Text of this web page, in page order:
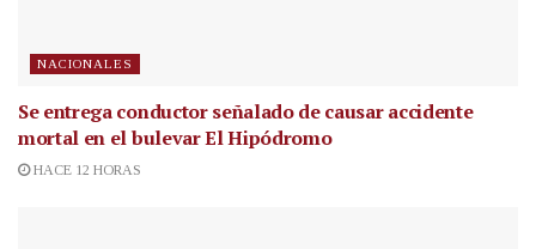
NACIONALES
Se entrega conductor señalado de causar accidente
mortal en el bulevar El Hipódromo
HACE 12 HORAS